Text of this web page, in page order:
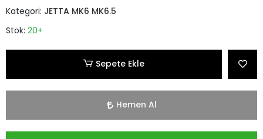
Kategori: JETTA MK6 MK6.5
Stok: 20+
Sepete Ekle
Hemen Al